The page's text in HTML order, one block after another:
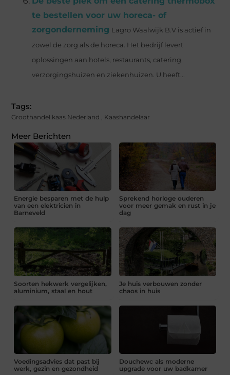
te bestellen voor uw horeca- of
zorgonderneming Lagro Waalwijk B.V is actief in
zowel de zorg als de horeca. Het bedrijf levert
oplossingen aan hotels, restaurants, catering,
verzorgingshuizen en ziekenhuizen. U heeft...
Tags:
Groothandel kaas Nederland Kaashandelaar
Meer Berichten
Energie besparen met de hulp
van een elektricien in
Barneveld
Sprekend horloge ouderen
voor meer gemak en rust in je
dag
Soorten hekwerk vergelijken,
aluminium, staal en hout
Je huis verbouwen zonder
chaos in huis
Voedingsadvies dat past bij
werk, gezin en gezondheid
Douchewc als moderne
upgrade voor uw badkamer